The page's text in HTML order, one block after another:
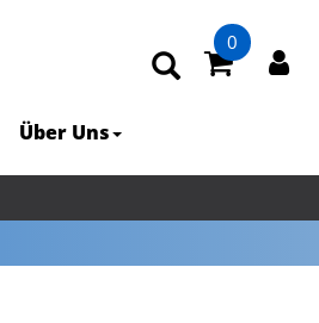
0
Über Uns